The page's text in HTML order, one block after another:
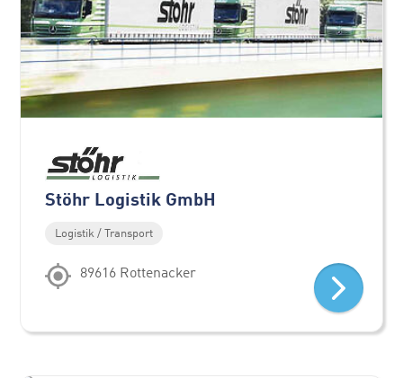
Stöhr Logistik GmbH
Logistik / Transport
89616 Rottenacker